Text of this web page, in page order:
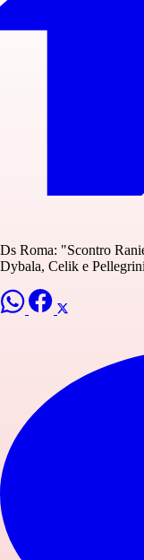
Ds Roma: "Scontro
Dybala, Celik e